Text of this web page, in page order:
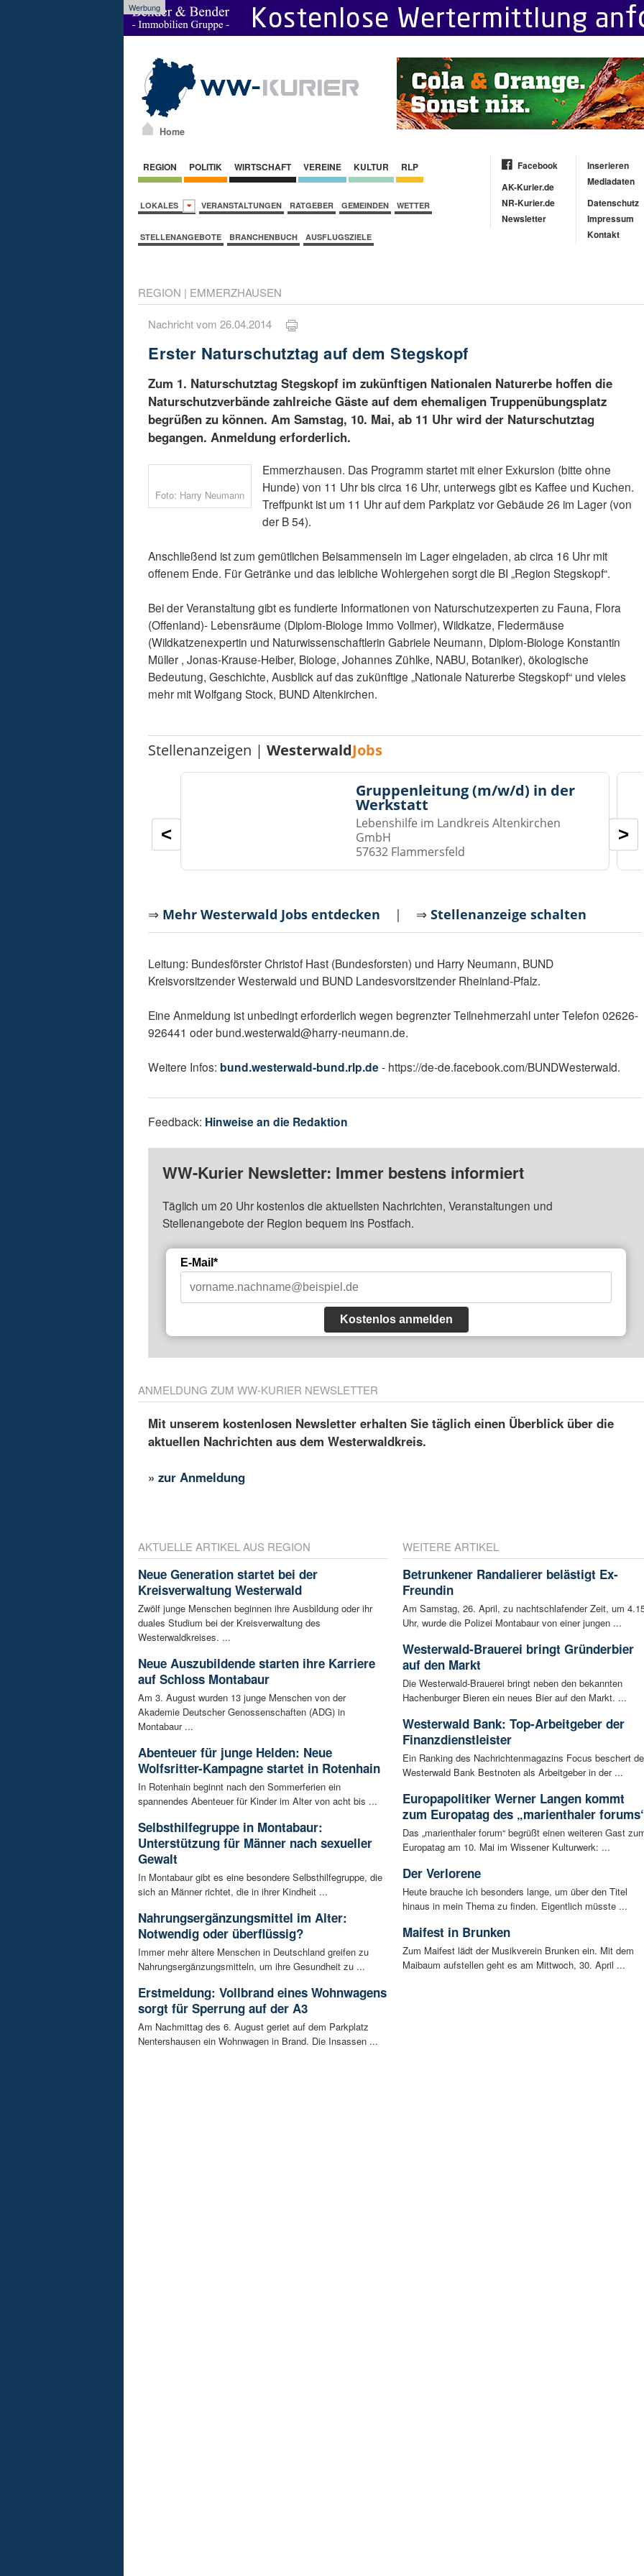
Werbung
Home
REGION POLITIK WIRTSCHAFT VEREINE KULTUR RLP
LOKALES VERANSTALTUNGEN RATGEBER GEMEINDEN WETTER
STELLENANGEBOTE BRANCHENBUCH AUSFLUGSZIELE
Facebook
AK-Kurier.de
NR-Kurier.de
Newsletter
Inserieren
Mediadaten
Datenschutz
Impressum
Kontakt
REGION | EMMERZHAUSEN
Nachricht vom 26.04.2014
Erster Naturschutztag auf dem Stegskopf
Zum 1. Naturschutztag Stegskopf im zukünftigen Nationalen Naturerbe hoffen die
Naturschutzverbände zahlreiche Gäste auf dem ehemaligen Truppenübungsplatz
begrüßen zu können. Am Samstag, 10. Mai, ab 11 Uhr wird der Naturschutztag
begangen. Anmeldung erforderlich.
Foto: Harry Neumann
Emmerzhausen. Das Programm startet mit einer Exkursion (bitte ohne
Hunde) von 11 Uhr bis circa 16 Uhr, unterwegs gibt es Kaffee und Kuchen.
Treffpunkt ist um 11 Uhr auf dem Parkplatz vor Gebäude 26 im Lager (von
der B 54).
Anschließend ist zum gemütlichen Beisammensein im Lager eingeladen, ab circa 16 Uhr mit
offenem Ende. Für Getränke und das leibliche Wohlergehen sorgt die BI „Region Stegskopf“.
Bei der Veranstaltung gibt es fundierte Informationen von Naturschutzexperten zu Fauna, Flora
(Offenland)- Lebensräume (Diplom-Biologe Immo Vollmer), Wildkatze, Fledermäuse
(Wildkatzenexpertin und Naturwissenschaftlerin Gabriele Neumann, Diplom-Biologe Konstantin
Müller , Jonas-Krause-Heiber, Biologe, Johannes Zühlke, NABU, Botaniker), ökologische
Bedeutung, Geschichte, Ausblick auf das zukünftige „Nationale Naturerbe Stegskopf“ und vieles
mehr mit Wolfgang Stock, BUND Altenkirchen.
Stellenanzeigen |WesterwaldJobs
Gruppenleitung (m/w/d) in der
Werkstatt
Lebenshilfe im Landkreis Altenkirchen
GmbH
57632 Flammersfeld
< >
⇒ Mehr Westerwald Jobs entdecken | ⇒Stellenanzeige schalten
Leitung: Bundesförster Christof Hast (Bundesforsten) und Harry Neumann, BUND
Kreisvorsitzender Westerwald und BUND Landesvorsitzender Rheinland-Pfalz.
Eine Anmeldung ist unbedingt erforderlich wegen begrenzter Teilnehmerzahl unter Telefon 02626-
926441 oder bund.westerwald@harry-neumann.de.
Weitere Infos: bund.westerwald-bund.rlp.de- https://de-de.facebook.com/BUNDWesterwald.
Feedback: Hinweise an die Redaktion
WW-Kurier Newsletter: Immer bestens informiert
Täglich um 20 Uhr kostenlos die aktuellsten Nachrichten, Veranstaltungen und
Stellenangebote der Region bequem ins Postfach.
E-Mail*
Kostenlos anmelden
ANMELDUNG ZUM WW-KURIER NEWSLETTER
Mit unserem kostenlosen Newsletter erhalten Sie täglich einen Überblick über die
aktuellen Nachrichten aus dem Westerwaldkreis.
»zur Anmeldung
AKTUELLE ARTIKEL AUS REGION
Neue Generation startet bei der
Kreisverwaltung Westerwald
Zwölf junge Menschen beginnen ihre Ausbildung oder ihr
duales Studium bei der Kreisverwaltung des
Westerwaldkreises. ...
Neue Auszubildende starten ihre Karriere
auf Schloss Montabaur
Am 3. August wurden 13 junge Menschen von der
Akademie Deutscher Genossenschaften (ADG) in
Montabaur ...
Abenteuer für junge Helden: Neue
Wolfsritter-Kampagne startet in Rotenhain
In Rotenhain beginnt nach den Sommerferien ein
spannendes Abenteuer für Kinder im Alter von acht bis ...
Selbsthilfegruppe in Montabaur:
Unterstützung für Männer nach sexueller
Gewalt
In Montabaur gibt es eine besondere Selbsthilfegruppe, die
sich an Männer richtet, die in ihrer Kindheit ...
Nahrungsergänzungsmittel im Alter:
Notwendig oder überflüssig?
Immer mehr ältere Menschen in Deutschland greifen zu
Nahrungsergänzungsmitteln, um ihre Gesundheit zu ...
Erstmeldung: Vollbrand eines Wohnwagens
sorgt für Sperrung auf der A3
Am Nachmittag des 6. August geriet auf dem Parkplatz
Nentershausen ein Wohnwagen in Brand. Die Insassen ...
WEITERE ARTIKEL
Betrunkener Randalierer belästigt Ex-
Freundin
Am Samstag, 26. April, zu nachtschlafender Zeit, um
Uhr, wurde die Polizei Montabaur von einer jungen ...
Westerwald-Brauerei bringt Gründerbier
auf den Markt
Die Westerwald-Brauerei bringt neben den bekannten
Hachenburger Bieren ein neues Bier auf den Markt. ...
Westerwald Bank: Top-Arbeitgeber der
Finanzdienstleister
Ein Ranking des Nachrichtenmagazins Focus beschert
Westerwald Bank Bestnoten als Arbeitgeber in der ...
Europapolitiker Werner Langen kommt
zum Europatag des „marienthaler
Das „marienthaler forum“ begrüßt einen weiteren Gast
Europatag am 10. Mai im Wissener Kulturwerk: ...
Der Verlorene
Heute brauche ich besonders lange, um über den Titel
hinaus in mein Thema zu finden. Eigentlich müsste ...
Maifest in Brunken
Zum Maifest lädt der Musikverein Brunken ein. Mit dem
Maibaum aufstellen geht es am Mittwoch, 30. April ...